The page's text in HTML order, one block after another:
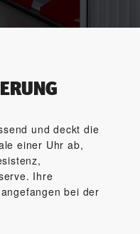
und deckt die
einer Uhr ab,
Ihre
bei der